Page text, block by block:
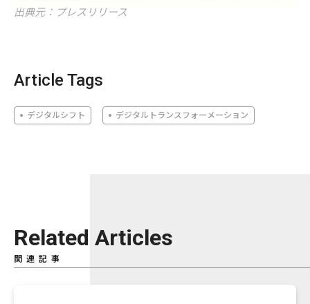
出典元：プレスリリース
Article Tags
デジタルシフト デジタルトランスフォーメーション
Related Articles
関連記事